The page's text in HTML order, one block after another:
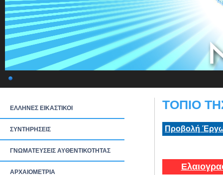
ΕΛΛΗΝΕΣ ΕΙΚΑΣΤΙΚΟΙ
ΣΥΝΤΗΡΗΣΕΙΣ
ΓΝΩΜΑΤΕΥΣΕΙΣ ΑΥΘΕΝΤΙΚΟΤΗΤΑΣ
ΑΡΧΑΙΟΜΕΤΡΙΑ
ΤΟΠΙΟ
Προβολή